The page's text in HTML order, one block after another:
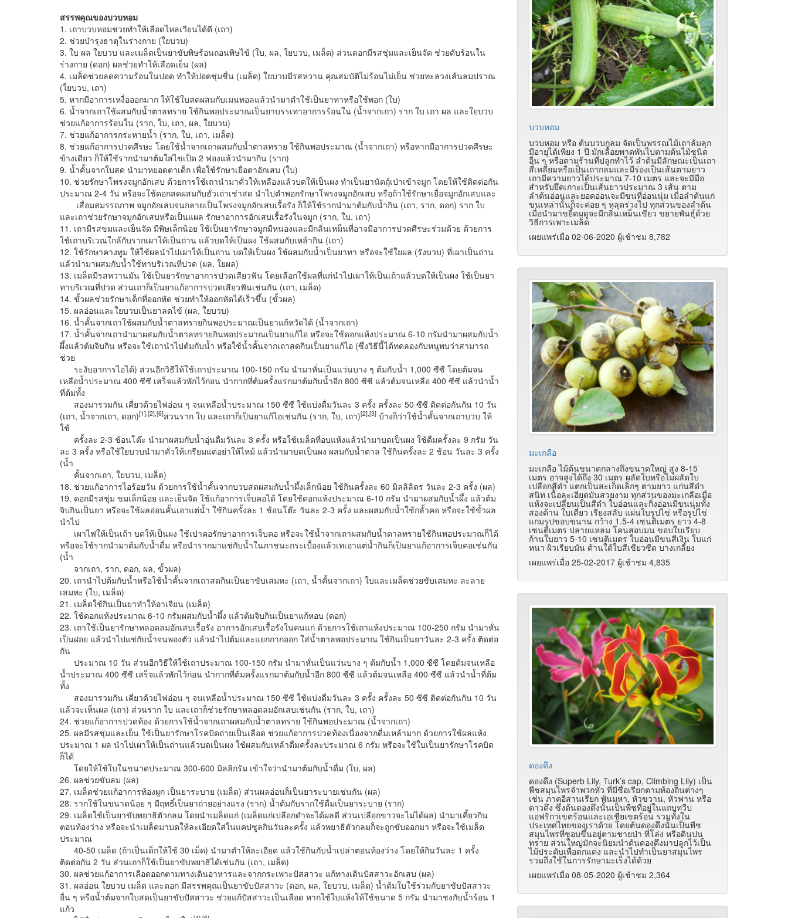
สรรพคุณของบวบหอม
1. เถาบวบหอมช่วยทำให้เลือดไหลเวียนได้ดี (เถา)
2. ช่วยบำรุงธาตุในร่างกาย (ใยบวบ)
3. ใบ ผล ใยบวบ และเมล็ดเป็นยาขับพิษร้อนถอนพิษไข้ (ใบ, ผล, ใยบวบ, เมล็ด) ส่วนดอกมีรสชุ่มและเย็นจัด ช่วยดับร้อนใน
ร่างกาย (ดอก) ผลช่วยทำให้เลือดเย็น (ผล)
4. เมล็ดช่วยลดความร้อนในปอด ทำให้ปอดชุ่มชื่น (เมล็ด) ใยบวบมีรสหวาน คุณสมบัติไม่ร้อนไม่เย็น ช่วยทะลวงเส้นลมปราณ
(ใยบวบ, เถา)
5. หากมีอาการเหงื่อออกมาก ให้ใช้ใบสดผสมกับเมนทอลแล้วนำมาตำใช้เป็นยาทาหรือใช้พอก (ใบ)
6. น้ำจากเถาใช้ผสมกับน้ำตาลทราย ใช้กินพอประมาณเป็นยาบรรเทาอาการร้อนใน (น้ำจากเถา) ราก ใบ เถา ผล และใยบวบ
ช่วยแก้อาการร้อนใน (ราก, ใบ, เถา, ผล, ใยบวบ)
7. ช่วยแก้อาการกระหายน้ำ (ราก, ใบ, เถา, เมล็ด)
8. ช่วยแก้อาการปวดศีรษะ โดยใช้น้ำจากเถาผสมกับน้ำตาลทราย ใช้กินพอประมาณ (น้ำจากเถา) หรือหากมีอาการปวดศีรษะ
ข้างเดียว ก็ให้ใช้รากนำมาต้มใส่ไข่เป็ด 2 ฟองแล้วนำมากิน (ราก)
9. น้ำคั้นจากใบสด นำมาหยอดตาเด็ก เพื่อใช้รักษาเยื่อตาอักเสบ (ใบ)
10. ช่วยรักษาโพรงจมูกอักเสบ ด้วยการใช้เถานำมาคั่วให้เหลืองแล้วบดให้เป็นผง ทำเป็นยานัตถุ์เป่าเข้าจมูก โดยให้ใช้ติดต่อกัน
ประมาณ 2-4 วัน หรือจะใช้ดอกสดผสมกับฮั่วเถ่าเช่าสด นำไปตำพอกรักษาโพรงจมูกอักเสบ หรือถ้าใช้รักษาเยื่อจมูกอักเสบและ
เสื่อมสมรรถภาพ จมูกอักเสบจนกลายเป็นโพรงจมูกอักเสบเรื้อรัง ก็ให้ใช้รากนำมาต้มกับน้ำกิน (เถา, ราก, ดอก) ราก ใบ
และเถาช่วยรักษาจมูกอักเสบหรือเป็นแผล รักษาอาการอักเสบเรื้อรังในจมูก (ราก, ใบ, เถา)
11. เถามีรสขมและเย็นจัด มีพิษเล็กน้อย ใช้เป็นยารักษาจมูกมีหนองและมีกลิ่นเหม็นที่อาจมีอาการปวดศีรษะร่วมด้วย ด้วยการ
ใช้เถาบริเวณใกล้กับรากเผาให้เป็นถ่าน แล้วบดให้เป็นผง ใช้ผสมกับเหล้ากิน (เถา)
12. ใช้รักษาคางทูม ให้ใช้ผลนำไปเผาให้เป็นถ่าน บดให้เป็นผง ใช้ผสมกับน้ำเป็นยาทา หรือจะใช้ใยผล (รังบวบ) ที่เผาเป็นถ่าน
แล้วนำมาผสมกับน้ำใช้ทาบริเวณที่ปวด (ผล, ใยผล)
13. เมล็ดมีรสหวานมัน ใช้เป็นยารักษาอาการปวดเสียวฟัน โดยเลือกใช้ผลที่แก่นำไปเผาให้เป็นเถ้าแล้วบดให้เป็นผง ใช้เป็นยา
ทาบริเวณที่ปวด ส่วนเถาก็เป็นยาแก้อาการปวดเสียวฟันเช่นกัน (เถา, เมล็ด)
14. ขั้วผลช่วยรักษาเด็กที่ออกหัด ช่วยทำให้ออกหัดได้เร็วขึ้น (ขั้วผล)
15. ผลอ่อนและใยบวบเป็นยาลดไข้ (ผล, ใยบวบ)
16. น้ำคั้นจากเถาใช้ผสมกับน้ำตาลทรายกินพอประมาณเป็นยาแก้หวัดได้ (น้ำจากเถา)
17. น้ำคั้นจากเถานำมาผสมกับน้ำตาลทรายกินพอประมาณเป็นยาแก้ไอ หรือจะใช้ดอกแห้งประมาณ 6-10 กรัมนำมาผสมกับน้ำ
ผึ้งแล้วต้มจิบกิน หรือจะใช้เถานำไปต้มกับน้ำ หรือใช้น้ำคั้นจากเถาสดกินเป็นยาแก้ไอ (ซึ่งวิธีนี้ได้ทดลองกับหนูพบว่าสามารถ
ช่วย
ระงับอาการไอได้) ส่วนอีกวิธีให้ใช้เถาประมาณ 100-150 กรัม นำมาหั่นเป็นแว่นบาง ๆ ต้มกับน้ำ 1,000 ซีซี โดยต้มจน
เหลือน้ำประมาณ 400 ซีซี เสร็จแล้วพักไว้ก่อน นำกากที่ต้มครั้งแรกมาต้มกับน้ำอีก 800 ซีซี แล้วต้มจนเหลือ 400 ซีซี แล้วนำน้ำ
ที่ต้มทั้ง
สองมารวมกัน เคี่ยวด้วยไฟอ่อน ๆ จนเหลือน้ำประมาณ 150 ซีซี ใช้แบ่งดื่มวันละ 3 ครั้ง ครั้งละ 50 ซีซี ติดต่อกันกัน 10 วัน
(เถา, น้ำจากเถา, ดอก)[1],[2],[6]ส่วนราก ใบ และเถาก็เป็นยาแก้ไอเช่นกัน (ราก, ใบ, เถา)[2],[3] บ้างก็ว่าใช้น้ำคั้นจากเถาบวบ ให้
ใช้
ครั้งละ 2-3 ช้อนโต๊ะ นำมาผสมกับน้ำอุ่นดื่มวันละ 3 ครั้ง หรือใช้เมล็ดที่อบแห้งแล้วนำมาบดเป็นผง ใช้ดื่มครั้งละ 9 กรัม วัน
ละ 3 ครั้ง หรือใช้ใยบวบนำมาคั่วให้เกรียมแต่อย่าให้ไหม้ แล้วนำมาบดเป็นผง ผสมกับน้ำตาล ใช้กินครั้งละ 2 ช้อน วันละ 3 ครั้ง
(น้ำ
คั้นจากเถา, ใยบวบ, เมล็ด)
18. ช่วยแก้อาการไอร้อยวัน ด้วยการใช้น้ำคั้นจากบวบสดผสมกับน้ำผึ้งเล็กน้อย ใช้กินครั้งละ 60 มิลลิลิตร วันละ 2-3 ครั้ง (ผล)
19. ดอกมีรสชุ่ม ขมเล็กน้อย และเย็นจัด ใช้แก้อาการเจ็บคอได้ โดยใช้ดอกแห้งประมาณ 6-10 กรัม นำมาผสมกับน้ำผึ้ง แล้วต้ม
จิบกินเป็นยา หรือจะใช้ผลอ่อนคั้นเอาแต่น้ำ ใช้กินครั้งละ 1 ช้อนโต๊ะ วันละ 2-3 ครั้ง และผสมกับน้ำใช้กลั้วคอ หรือจะใช้ขั้วผล
นำไป
เผาไฟให้เป็นเถ้า บดให้เป็นผง ใช้เป่าคอรักษาอาการเจ็บคอ หรือจะใช้น้ำจากเถาผสมกับน้ำตาลทรายใช้กินพอประมาณก็ได้
หรือจะใช้รากนำมาต้มกับน้ำดื่ม หรือนำรากมาแช่กับน้ำในภาชนะกระเบื้องแล้วเทเอาแต่น้ำกินก็เป็นยาแก้อาการเจ็บคอเช่นกัน
(น้ำ
จากเถา, ราก, ดอก, ผล, ขั้วผล)
20. เถานำไปต้มกับน้ำหรือใช้น้ำคั้นจากเถาสดกินเป็นยาขับเสมหะ (เถา, น้ำคั้นจากเถา) ใบและเมล็ดช่วยขับเสมหะ ละลาย
เสมหะ (ใบ, เมล็ด)
21. เมล็ดใช้กินเป็นยาทำให้อาเจียน (เมล็ด)
22. ใช้ดอกแห้งประมาณ 6-10 กรัมผสมกับน้ำผึ้ง แล้วต้มจิบกินเป็นยาแก้หอบ (ดอก)
23. เถาใช้เป็นยารักษาหลอดลมอักเสบเรื้อรัง อาการอักเสบเรื้อรังในคนแก่ ด้วยการใช้เถาแห้งประมาณ 100-250 กรัม นำมาหั่น
เป็นฝอย แล้วนำไปแช่กับน้ำจนพองตัว แล้วนำไปต้มและแยกกากออก ใส่น้ำตาลพอประมาณ ใช้กินเป็นยาวันละ 2-3 ครั้ง ติดต่อ
กัน
ประมาณ 10 วัน ส่วนอีกวิธีให้ใช้เถาประมาณ 100-150 กรัม นำมาหั่นเป็นแว่นบาง ๆ ต้มกับน้ำ 1,000 ซีซี โดยต้มจนเหลือ
น้ำประมาณ 400 ซีซี เสร็จแล้วพักไว้ก่อน นำกากที่ต้มครั้งแรกมาต้มกับน้ำอีก 800 ซีซี แล้วต้มจนเหลือ 400 ซีซี แล้วนำน้ำที่ต้ม
ทั้ง
สองมารวมกัน เคี่ยวด้วยไฟอ่อน ๆ จนเหลือน้ำประมาณ 150 ซีซี ใช้แบ่งดื่มวันละ 3 ครั้ง ครั้งละ 50 ซีซี ติดต่อกันกัน 10 วัน
แล้วจะเห็นผล (เถา) ส่วนราก ใบ และเถาก็ช่วยรักษาหลอดลมอักเสบเช่นกัน (ราก, ใบ, เถา)
24. ช่วยแก้อาการปวดท้อง ด้วยการใช้น้ำจากเถาผสมกับน้ำตาลทราย ใช้กินพอประมาณ (น้ำจากเถา)
25. ผลมีรสชุ่มและเย็น ใช้เป็นยารักษาโรคบิดถ่ายเป็นเลือด ช่วยแก้อาการปวดท้องเนื่องจากดื่มเหล้ามาก ด้วยการใช้ผลแห้ง
ประมาณ 1 ผล นำไปเผาให้เป็นถ่านแล้วบดเป็นผง ใช้ผสมกับเหล้าดื่มครั้งละประมาณ 6 กรัม หรือจะใช้ใบเป็นยารักษาโรคบิด
ก็ได้
โดยให้ใช้ใบในขนาดประมาณ 300-600 มิลลิกรัม เข้าใจว่านำมาต้มกับน้ำดื่ม (ใบ, ผล)
26. ผลช่วยขับลม (ผล)
27. เมล็ดช่วยแก้อาการท้องผูก เป็นยาระบาย (เมล็ด) ส่วนผลอ่อนก็เป็นยาระบายเช่นกัน (ผล)
28. รากใช้ในขนาดน้อย ๆ มีฤทธิ์เป็นยาถ่ายอย่างแรง (ราก) น้ำต้มกับรากใช้ดื่มเป็นยาระบาย (ราก)
29. เมล็ดใช้เป็นยาขับพยาธิตัวกลม โดยนำเมล็ดแก่ (เมล็ดแก่เปลือกดำจะได้ผลดี ส่วนเปลือกขาวจะไม่ได้ผล) นำมาเคี้ยวกิน
ตอนท้องว่าง หรือจะนำเมล็ดมาบดให้ละเอียดใส่ในแคปซูลกินวันละครั้ง แล้วพยาธิตัวกลมก็จะถูกขับออกมา หรือจะใช้เมล็ด
ประมาณ
40-50 เมล็ด (ถ้าเป็นเด็กให้ใช้ 30 เม็ด) นำมาตำให้ละเอียด แล้วใช้กินกับน้ำเปล่าตอนท้องว่าง โดยให้กินวันละ 1 ครั้ง
ติดต่อกัน 2 วัน ส่วนเถาก็ใช้เป็นยาขับพยาธิได้เช่นกัน (เถา, เมล็ด)
30. ผลช่วยแก้อาการเลือดออกตามทางเดินอาหารและจากกระเพาะปัสสาวะ แก้ทางเดินปัสสาวะอักเสบ (ผล)
31. ผลอ่อน ใยบวบ เมล็ด และดอก มีสรรพคุณเป็นยาขับปัสสาวะ (ดอก, ผล, ใยบวบ, เมล็ด) น้ำต้มใบใช้ร่วมกับยาขับปัสสาวะ
อื่น ๆ หรือน้ำต้มจากใบสดเป็นยาขับปัสสาวะ ช่วยแก้ปัสสาวะเป็นเลือด หากใช้ใบแห้งให้ใช้ขนาด 5 กรัม นำมาชงกับน้ำร้อน 1
แก้ว
บวบหอม
บวบหอม หรือ ต้นบวบกลม จัดเป็นพรรณไม้เถาล้มลุก
มีอายุได้เพียง 1 ปี มักเลื้อยพาดพันไปตามต้นไม้ชนิด
อื่น ๆ หรือตามร้านที่ปลูกทำไว้ ลำต้นมีลักษณะเป็นเถา
สี่เหลี่ยมหรือเป็นเถากลมและมีร่องเป็นเส้นตามยาว
เถามีความยาวได้ประมาณ 7-10 เมตร และจะมีมือ
สำหรับยึดเกาะเป็นเส้นยาวประมาณ 3 เส้น ตาม
ลำต้นอ่อนและยอดอ่อนจะมีขนที่อ่อนนุ่ม เมื่อลำต้นแก่
ขนเหล่านั้นก็จะค่อย ๆ หลุดร่วงไป ทุกส่วนของลำต้น
เมื่อนำมาขยี้ดมดูจะมีกลิ่นเหม็นเขียว ขยายพันธุ์ด้วย
วิธีการเพาะเมล็ด
เผยแพร่เมื่อ 02-06-2020 ผู้เช้าชม 8,782
มะเกลือ
มะเกลือ ไม้ต้นขนาดกลางถึงขนาดใหญ่ สูง 8-15
เมตร อาจสูงได้ถึง 30 เมตร ผลัดใบหรือไม่ผลัดใบ
เปลือกสีดำ แตกเป็นสะเก็ดเล็กๆ ตามยาว แก่นสีดำ
สนิท เนื้อละเอียดมันสวยงาม ทุกส่วนของมะเกลือเมื่อ
แห้งจะเปลี่ยนเป็นสีดำ ใบอ่อนและกิ่งอ่อนมีขนนุ่มทั้ง
สองด้าน ใบเดี่ยว เรียงสลับ แผ่นใบรูปไข่ หรือรูปไข่
แกมรูปขอบขนาน กว้าง 1.5-4 เซนติเมตร ยาว 4-8
เซนติเมตร ปลายแหลม โคนสอบมน ขอบใบเรียบ
ก้านใบยาว 5-10 เซนติเมตร ใบอ่อนมีขนสีเงิน ใบแก่
หนา ผิวเรียบมัน ด้านใต้ใบสีเขียวซีด บางเกลี้ยง
เผยแพร่เมื่อ 25-02-2017 ผู้เช้าชม 4,835
ดองดึง
ดองดึง (Superb Lily, Turk’s cap, Climbing Lily) เป็น
พืชสมุนไพรจำพวกหัว ที่มีชื่อเรียกตามท้องถิ่นต่างๆ
เช่น ภาคอีสานเรียก พันมหา, หัวขวาน, หัวฟาน หรือ
ดาวดึง ซึ่งต้นดองดึงนั้นเป็นพืชที่อยู่ในแถบทวีป
แอฟริกาเขตร้อนและเอเชียเขตร้อน รวมทั้งใน
ประเทศไทยของเราด้วย โดยต้นดองดึงนั้นเป็นพืช
สมุนไพรที่ชอบขึ้นอยู่ตามชายป่า ที่โล่ง หรือดินปน
ทราย ส่วนใหญ่มักจะนิยมนำต้นดองดึงมาปลูกไว้เป็น
ไม้ประดับเพื่อตกแต่ง และนำไปทำเป็นยาสมุนไพร
รวมถึงใช้ในการรักษามะเร็งได้ด้วย
เผยแพร่เมื่อ 08-05-2020 ผู้เช้าชม 2,364